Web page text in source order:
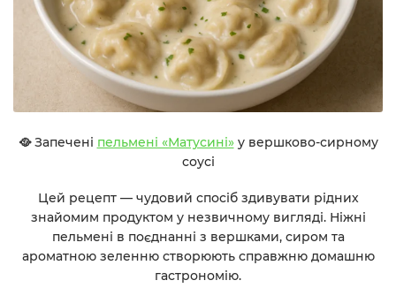
🥘 Запечені пельмені «Матусині»у вершково-сирному
соусі
Цей рецепт — чудовий спосіб здивувати рідних
знайомим продуктом у незвичному вигляді. Ніжні
пельмені в поєднанні з вершками, сиром та
ароматною зеленню створюють справжню домашню
гастрономію.